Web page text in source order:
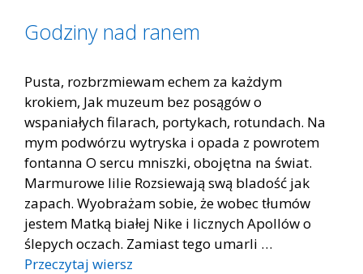
Godziny nad ranem
Pusta, rozbrzmiewam echem za każdym
krokiem, Jak muzeum bez posągów o
wspaniałych filarach, portykach, rotundach. Na
mym podwórzu wytryska i opada z powrotem
fontanna O sercu mniszki, obojętna na świat.
Marmurowe lilie Rozsiewają swą bladość jak
zapach. Wyobrażam sobie, że wobec tłumów
jestem Matką białej Nike i licznych Apollów o
ślepych oczach. Zamiast tego umarli …
Przeczytaj wiersz